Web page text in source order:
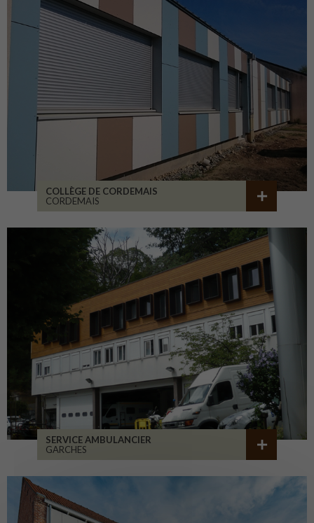
COLLÈGE DE CORDEMAIS
CORDEMAIS
SERVICE AMBULANCIER
GARCHES